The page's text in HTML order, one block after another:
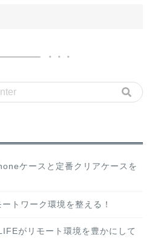
ケースと定番クリアケースを
トワーク環境を整える！
がリモート環境を豊かにして